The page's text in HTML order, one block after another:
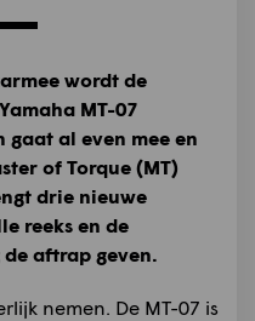
wordt de
MT-07
gaat al even mee en
of Torque (MT)
drie nieuwe
reeks en de
aftrap geven.
nemen. De MT-07 is